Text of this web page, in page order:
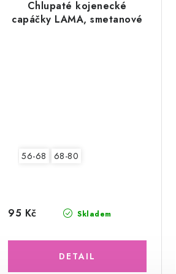
Chlupaté kojenecké
capáčky LAMA, smetanové
56-68 68-80
Skladem
95 Kč